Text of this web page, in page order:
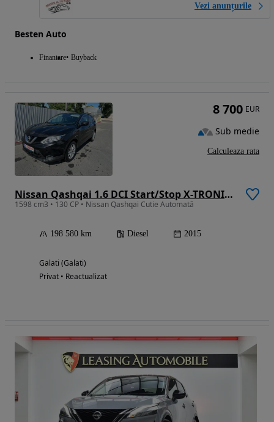
Vezi anunțurile
Besten Auto
Finantare Buyback
Nissan Qashqai 1.6 DCI Start/Stop X-TRONIC N-Connecta
1598 cm3 • 130 CP • Nissan Qashqai Cutie Automată
198 580 km Diesel 2015
Galati (Galati)
Privat • Reactualizat
8 700 EUR
Sub medie
Calculeaza rata